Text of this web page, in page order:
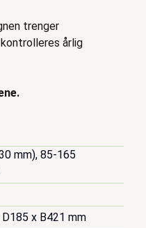
trenger
årlig
mm), 85-165
x B421 mm